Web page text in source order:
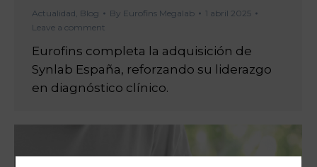
Actualidad Blog By Eurofins Megalab
1 abril 2025
Leave a comment
Eurofins completa la adquisición de
Synlab España, reforzando su liderazgo
en diagnóstico clínico.